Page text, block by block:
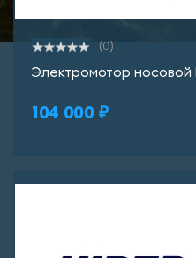
(0)
Электромотор носовой
104 000 ₽